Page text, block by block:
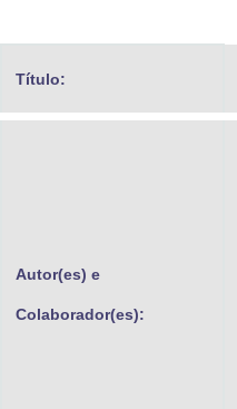
Advocacia-Geral da União
Título:
Autor(es) e
Colaborador(es):